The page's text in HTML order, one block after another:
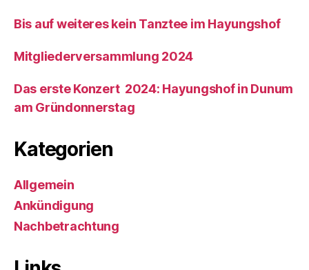
Bis auf weiteres kein Tanztee im Hayungshof
Mitgliederversammlung 2024
Das erste Konzert 2024: Hayungshof in Dunum
am Gründonnerstag
Kategorien
Allgemein
Ankündigung
Nachbetrachtung